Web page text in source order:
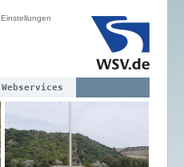
Einstellungen
Webservices